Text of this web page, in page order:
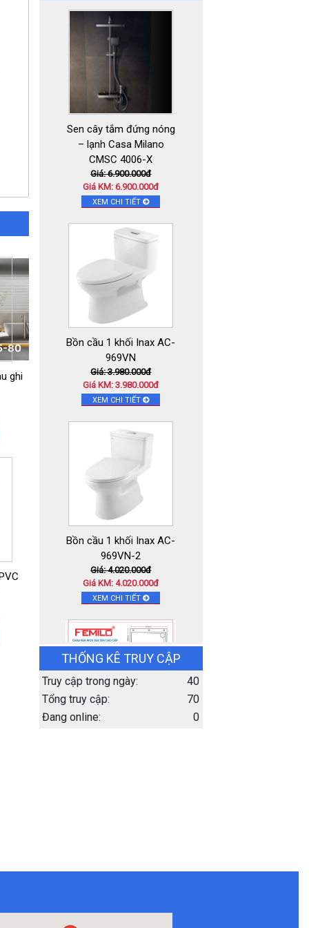
ghi
Sen cây tắm đứng nóng
– lạnh Casa Milano
CMSC 4006-X
Giá: 6.900.000đ
Giá KM: 6.900.000đ
XEM CHI TIẾT
Bồn cầu 1 khối Inax AC-
969VN
Giá: 3.980.000đ
Giá KM: 3.980.000đ
XEM CHI TIẾT
Bồn cầu 1 khối Inax AC-
969VN-2
Giá: 4.020.000đ
Giá KM: 4.020.000đ
XEM CHI TIẾT
THỐNG KÊ TRUY CẬP
Truy cập trong ngày:
40
Tổng truy cập:
70
Đang online:
0